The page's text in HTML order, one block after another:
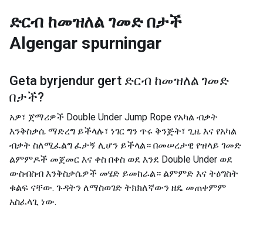
ድርብ ከመዝለል ገመድ በታች
Algengar spurningar
Geta byrjendur gert ድርብ ከመዝለል ገመድ
በታች?
አዎ፣ ጀማሪዎች Double Under Jump Rope የአካል ብቃት
እንቅስቃሴ ማድረግ ይችላሉ፣ ነገር ግን ጥሩ ቅንጅት፣ ጊዜ እና የአካል
ብቃት ስለሚፈልግ ፈታኝ ሊሆን ይችላል። በመሠረታዊ የዝላይ ገመድ
ልምምዶች መጀመር እና ቀስ በቀስ ወደ እንደ Double Under ወደ
ውስብስብ እንቅስቃሴዎች መሄድ ይመከራል። ልምምድ እና ትዕግስት
ቁልፍ ናቸው. ጉዳትን ለማስወገድ ትክክለኛውን ዘዴ መጠቀምም
አስፈላጊ ነው.